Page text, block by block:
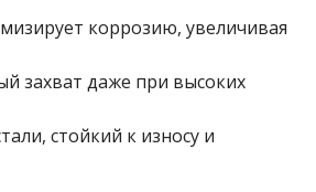
коррозию, увеличивая
захват даже при высоких
стойкий к износу и